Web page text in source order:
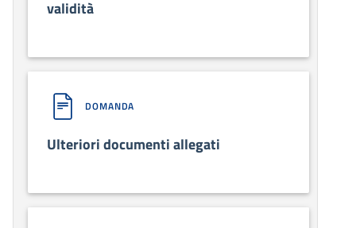
validità
DOMANDA
Ulteriori documenti allegati